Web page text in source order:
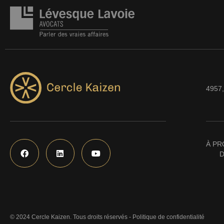
À
© 2024 Cercle Kaizen. Tous droits réservés - Politique de confidentialité